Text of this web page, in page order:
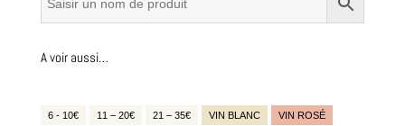
A voir aussi…
6 - 10€ 11 – 20€ 21 – 35€ VIN BLANC VIN ROSÉ